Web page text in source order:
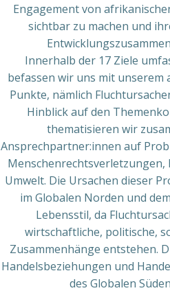
Engagement von
sichtbar zu machen und
Innerhalb der 17 Ziele
befassen wir uns mit unserem
Punkte, nämlich
Hinblick auf den
thematisieren wir
Ansprechpartner:innen auf
Menschenrechtsverletzungen,
Umwelt. Die Ursachen dieser
im Globalen Norden und
Lebensstil, da
wirtschaftliche, politische,
Zusammenhänge entstehen.
Handelsbeziehungen und
des Globalen